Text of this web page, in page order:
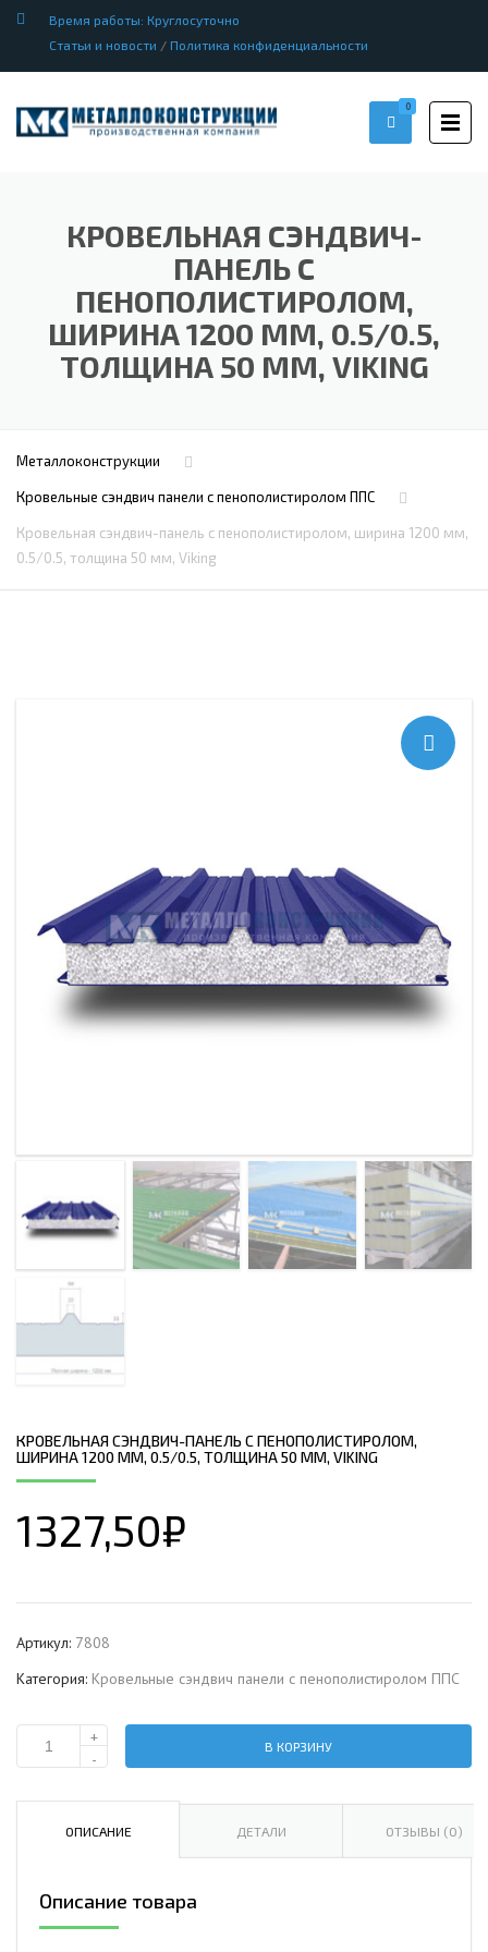
Время работы: Круглосуточно
Статьи и новости / Политика конфиденциальности
0
КРОВЕЛЬНАЯ СЭНДВИЧ-
ПАНЕЛЬ С
ПЕНОПОЛИСТИРОЛОМ,
ШИРИНА 1200 ММ, 0.5/0.5,
ТОЛЩИНА 50 ММ, VIKING
Металлоконструкции
Кровельные сэндвич панели с пенополистиролом ППС
Кровельная сэндвич-панель с пенополистиролом, ширина 1200 мм,
0.5/0.5, толщина 50 мм, Viking
КРОВЕЛЬНАЯ СЭНДВИЧ-ПАНЕЛЬ С ПЕНОПОЛИСТИРОЛОМ,
ШИРИНА 1200 ММ, 0.5/0.5, ТОЛЩИНА 50 ММ, VIKING
1327,50₽
Артикул: 7808
Категория: Кровельные сэндвич панели с пенополистиролом ППС
Количество
сэндвич-
ширина
1200
+
-
В КОРЗИНУ
ОПИСАНИЕ ДЕТАЛИ ОТЗЫВЫ (0)
Описание товара